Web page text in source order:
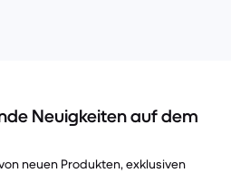
Neuigkeiten auf dem
neuen Produkten, exklusiven